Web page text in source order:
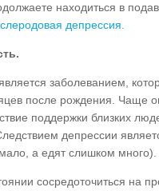
находиться в
депрессия.
заболеванием,
после рождения. Чаще
поддержки близких
депрессии
а едят слишком много).
сосредоточиться на